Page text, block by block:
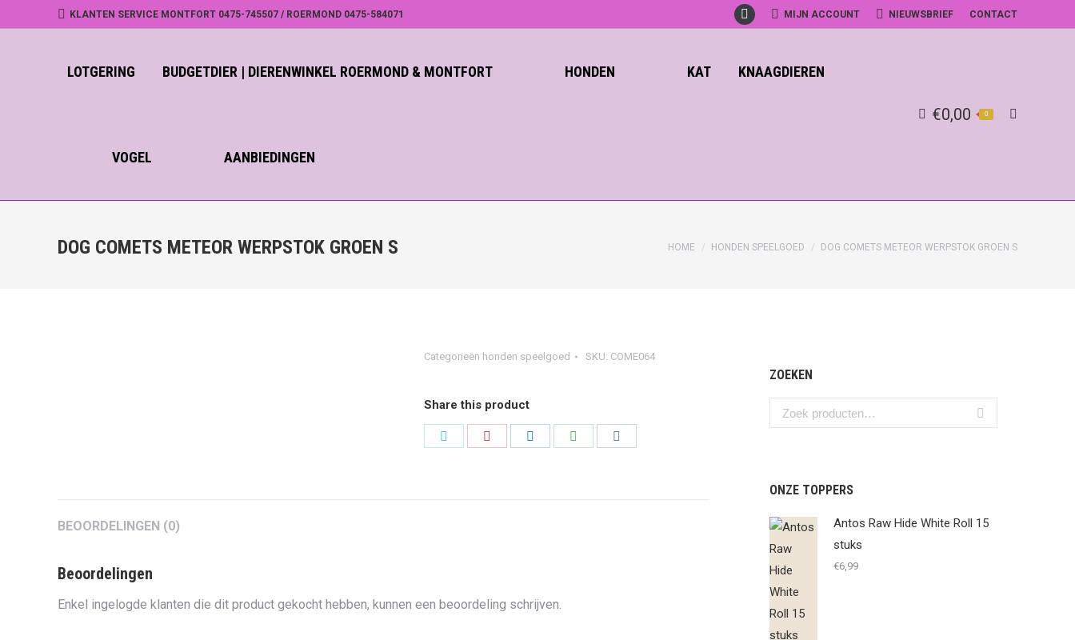
KLANTEN SERVICE MONTFORT 0475-745507 / ROERMOND 0475-584071
Facebook
MIJN ACCOUNT NIEUWSBRIEF CONTACT
LOTGERING BUDGETDIER | DIERENWINKEL ROERMOND & MONTFORT HONDEN KAT KNAAGDIEREN
VOGEL AANBIEDINGEN
€0,00 0 Search:
DOG COMETS METEOR WERPSTOK GROEN S HOME HONDEN SPEELGOED DOG COMETS METEOR WERPSTOK GROEN S
Categorieën honden speelgoed SKU: COME064
Share this product
BEOORDELINGEN (0)
Beoordelingen
Enkel ingelogde klanten die dit product gekocht hebben, kunnen een beoordeling schrijven.
ZOEKEN
ONZE TOPPERS
Antos Raw Hide White Roll 15
stuks
€6,99